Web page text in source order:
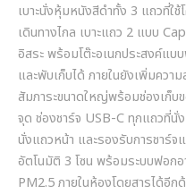
เบาะนั่งหุ้มหนังสีดำทั้ง 3 แถวที่ใ
เดินทางไกล เบาะแถว 2 แบบ
อิสระ พร้อมโต๊ะอเนกประสงค์แบ
และพับเก็บได้ ภายในยังเพิ่มควา
สัมภาระขนาดใหญ่พร้อมช่องเก็
จุด ช่องชาร์จ USB-C ทุกแถวที่
นั่งแถวหน้า และรองรับการชาร์จ
อัตโนมัติ 3 โซน พร้อมระบบฟอก
PM2.5 ภายในห้องโดยสารได้อีก